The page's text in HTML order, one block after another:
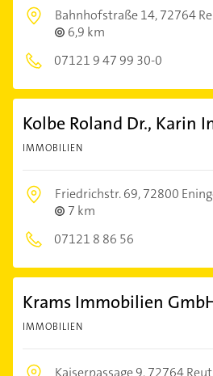
Bahnhofstraße 14,72764
6,9 km
07121 9 47 99 30-0
Kolbe Roland Dr., Karin
IMMOBILIEN
Friedrichstr. 69,72800
7 km
07121 8 86 56
Krams Immobilien
IMMOBILIEN